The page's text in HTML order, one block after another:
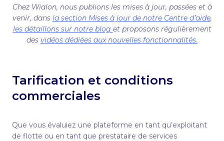
Chez Wialon, nous publions les mises à jour, passées et à
venir, dans la section Mises à jour de notre Сentre d’aide,
les détaillons sur notre blog et proposons régulièrement
des vidéos dédiées aux nouvelles fonctionnalités.
Tarification et conditions
commerciales
Que vous évaluiez une plateforme en tant qu’exploitant
de flotte ou en tant que prestataire de services